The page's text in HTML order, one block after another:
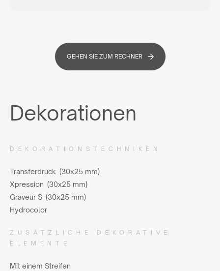
GEHEN SIE ZUM RECHNER
Dekorationen
DEKORATIONSTECHNIKEN
Transferdruck (30x25 mm)
Xpression (30x25 mm)
Graveur S (30x25 mm)
Hydrocolor
ZUSÄTZLICHE DEKORATIVE
ELEMENTE
Mit einem Streifen